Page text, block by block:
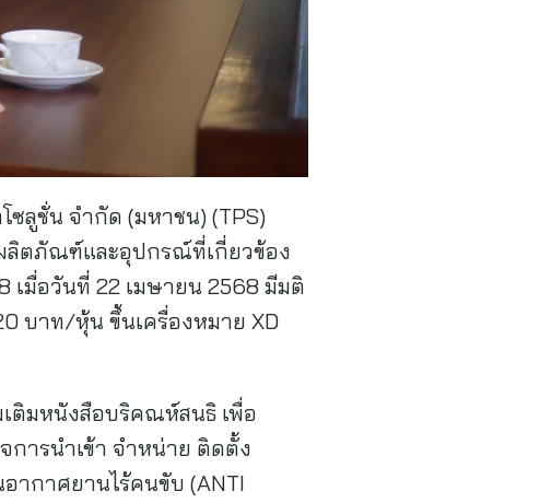
ลูชั่น จำกัด (มหาชน) (TPS)
ลิตภัณฑ์และอุปกรณ์ที่เกี่ยวข้อง
เมื่อวันที่ 22 เมษายน 2568 มีมติ
บาท/หุ้น ขึ้นเครื่องหมาย XD
ติมหนังสือบริคณห์สนธิ เพื่อ
การนำเข้า จำหน่าย ติดตั้ง
ากาศยานไร้คนขับ (ANTI